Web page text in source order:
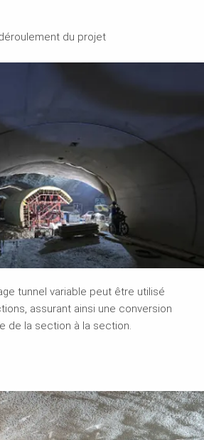
du projet
tunnel variable peut être utilisé
assurant ainsi une conversion
de la section à la section.